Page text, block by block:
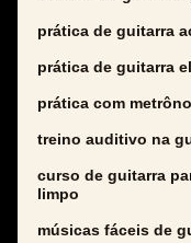
prática de guitarra
prática de guitarra
prática com
treino auditivo na
curso de guitarra
limpo
músicas fáceis de